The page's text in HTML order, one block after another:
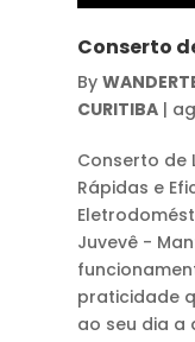
Conserto
By
CURITIBA|
Conserto de
Rápidas e
Juvevê -
praticidade
ao seu dia a